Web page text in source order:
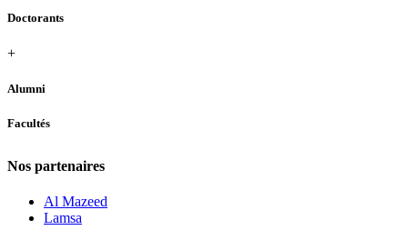
Doctorants
+
Alumni
Facultés
Nos partenaires
Al Mazeed
Lamsa